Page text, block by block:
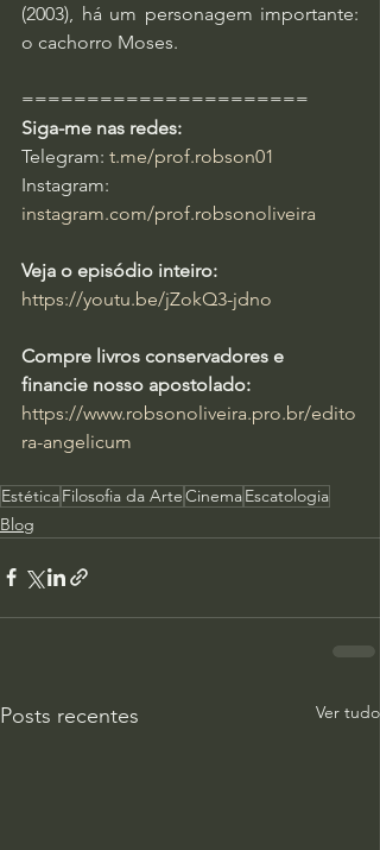
(2003), há um personagem importante:
o cachorro Moses.
======================
Siga-me nas redes:
Telegram: t.me/prof.robson01
Instagram:
instagram.com/prof.robsonoliveira
Veja o episódio inteiro:
https://youtu.be/jZokQ3-jdno
Compre livros conservadores e
financie nosso apostolado:
https://www.robsonoliveira.pro.br/edito
ra-angelicum
EstéticaFilosofia da ArteCinemaEscatologia
Blog
Posts recentes Ver tudo